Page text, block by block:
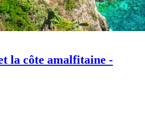
la côte amalfitaine -